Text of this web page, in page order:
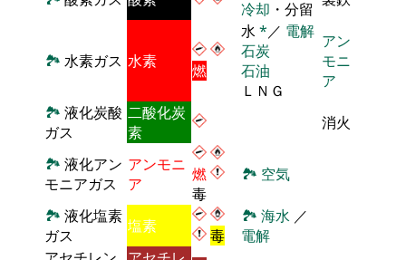
冷却 ・分留
🏞 水素ガス 水素 燃
水 *／ 電解
石炭
石油
ＬＮＧ
アン
モニ
ア
🏞 液化炭酸
ガス
二酸化炭
素
消火
🏞 液化アン
モニアガス
アンモニ
ア
燃
毒
🏞 空気
🏞 液化塩素
ガス
塩素 毒
🏞 海水 ／
電解